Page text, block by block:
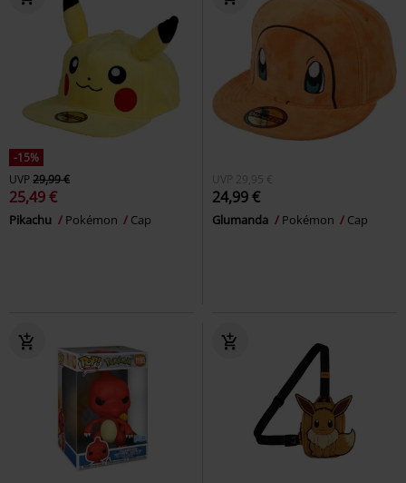
-15%
UVP29,99 €
25,49 €
Pikachu Pokémon Cap
UVP 29,95 €
24,99 €
Glumanda Pokémon Cap